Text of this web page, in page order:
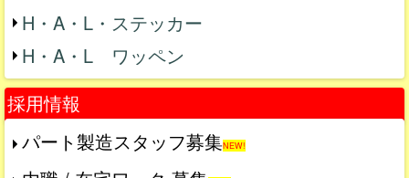
H・A・L・ステッカー
H・A・L ワッペン
採用情報
パート製造スタッフ募集NEW!